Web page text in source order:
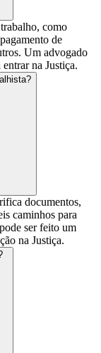
como
de
Um advogado
na Justiça.
documentos,
caminhos para
ser feito um
na Justiça.